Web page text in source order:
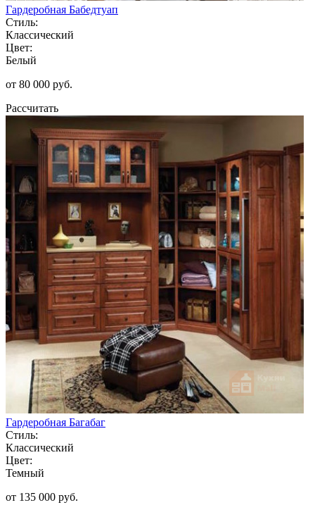
Гардеробная Бабедтуап
Стиль:
Классический
Цвет:
Белый
от 80 000 руб.
Рассчитать
Гардеробная Багабаг
Стиль:
Классический
Цвет:
Темный
от 135 000 руб.